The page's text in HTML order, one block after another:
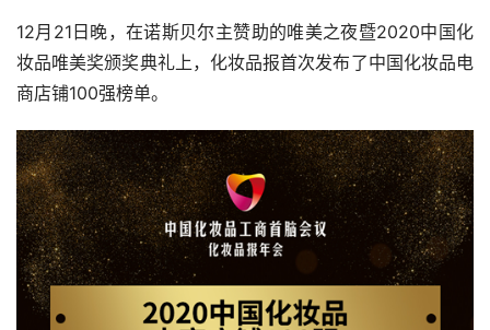
12月21日晚，在诺斯贝尔主赞助的唯美之夜暨2020中国化
妆品唯美奖颁奖典礼上，化妆品报首次发布了中国化妆品电
商店铺100强榜单。